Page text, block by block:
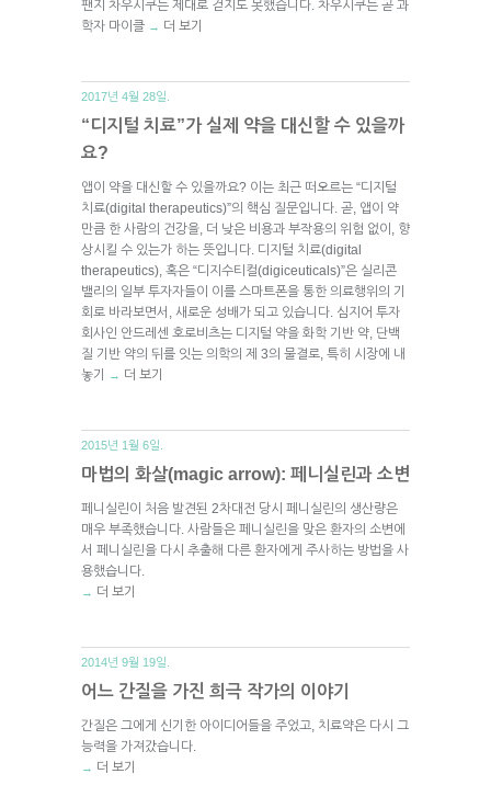
팬지 차우시쿠는 제대로 걷지도 못했습니다. 차우시쿠는 곧 과
학자 마이클 → 더 보기
2017년 4월 28일.
“디지털 치료”가 실제 약을 대신할 수 있을까
요?
앱이 약을 대신할 수 있을까요? 이는 최근 떠오르는 “디지털
치료(digital therapeutics)”의 핵심 질문입니다. 곧, 앱이 약
만큼 한 사람의 건강을, 더 낮은 비용과 부작용의 위험 없이, 향
상시킬 수 있는가 하는 뜻입니다. 디지털 치료(digital
therapeutics), 혹은 “디지수티컬(digiceuticals)”은 실리콘
밸리의 일부 투자자들이 이를 스마트폰을 통한 의료행위의 기
회로 바라보면서, 새로운 성배가 되고 있습니다. 심지어 투자
회사인 안드레센 호로비츠는 디지털 약을 화학 기반 약, 단백
질 기반 약의 뒤를 잇는 의학의 제 3의 물결로, 특히 시장에 내
놓기
→ 더 보기
2015년 1월 6일.
마법의 화살(magic arrow): 페니실린과 소변
페니실린이 처음 발견된 2차대전 당시 페니실린의 생산량은
매우 부족했습니다. 사람들은 페니실린을 맞은 환자의 소변에
서 페니실린을 다시 추출해 다른 환자에게 주사하는 방법을 사
용했습니다.
→ 더 보기
2014년 9월 19일.
어느 간질을 가진 희극 작가의 이야기
간질은 그에게 신기한 아이디어들을 주었고, 치료약은 다시 그
능력을 가져갔습니다.
→ 더 보기